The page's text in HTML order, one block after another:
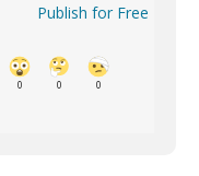
Publish for Free
0 0 0